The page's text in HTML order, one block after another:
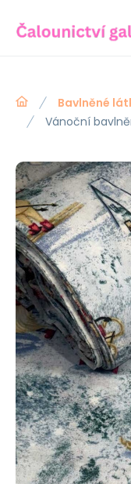
Bavlněné
Vánoční